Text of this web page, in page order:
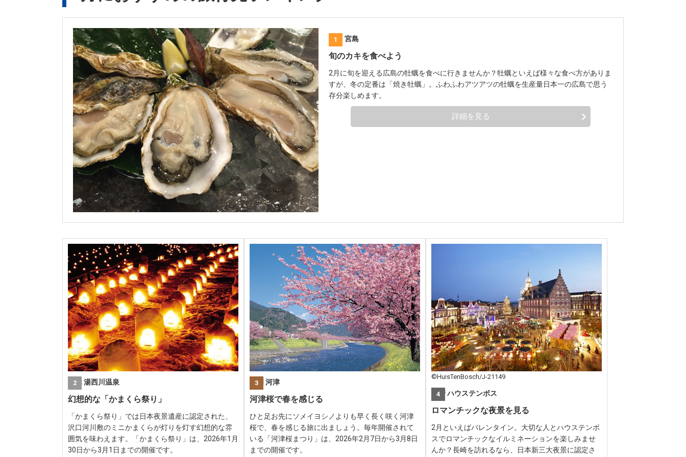
1
広島 宮島
旬のカキを食べよう
2月に旬を迎える広島の牡蠣を食べに行きませんか？牡蠣といえば様々な食べ方がありま
すが、冬の定番は「焼き牡蠣」。ふわふわアツアツの牡蠣を生産量日本一の広島で思う
存分楽しめます。
詳細を見る
2
栃木 湯西川温泉
幻想的な「かまくら祭り」
「かまくら祭り」では日本夜景遺産に認定された、
沢口河川敷のミニかまくらが灯りを灯す幻想的な雰
囲気を味わえます。「かまくら祭り」は、2026年1月
30日から3月1日までの開催です。
3
静岡 河津
河津桜で春を感じる
ひと足お先にソメイヨシノよりも早く長く咲く河津
桜で、春を感じる旅に出ましょう。毎年開催されて
いる「河津桜まつり」は、2026年2月7日から3月8日
までの開催です。
©HuisTenBosch/J-21149
4
長崎 ハウステンボス
ロマンチックな夜景を見る
2月といえばバレンタイン。大切な人とハウステンボ
スでロマンチックなイルミネーションを楽しみませ
んか？長崎を訪れるなら、日本新三大夜景に認定さ